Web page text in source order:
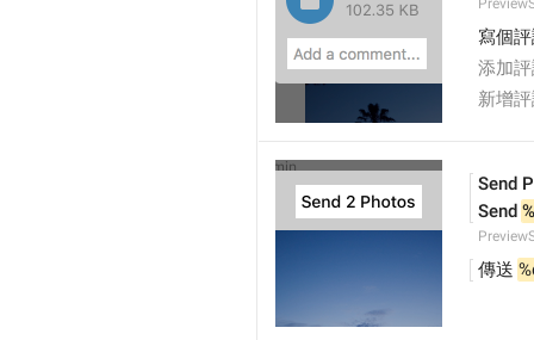
寫個
添加
新增
Send
Send
傳送